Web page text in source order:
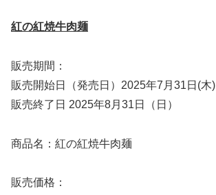
紅の紅焼牛肉麺
販売期間：
販売開始日（発売日）2025年7月31日(木)
販売終了日 2025年8月31日（日）
商品名：紅の紅焼牛肉麺
販売価格：